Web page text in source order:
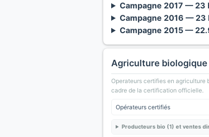
Campagne 2017 — 23
Campagne 2016 — 23
Campagne 2015 —
Agriculture biologique
Operateurs certifies en agriculture
cadre de la certification officielle.
Opérateurs certifiés
Producteurs bio (1) et ventes